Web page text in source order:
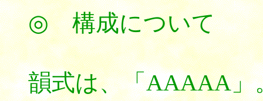
◎構成について
韻式は、「AAAAA」